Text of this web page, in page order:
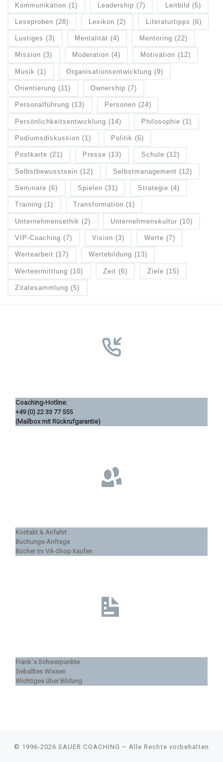
Kommunikation (1) Leadership (7) Leitbild (5)
Leseproben (28) Lexikon (2) Literaturtipps (6)
Lustiges (3) Mentalität (4) Mentoring (22)
Mission (3) Moderation (4) Motivation (12)
Musik (1) Organisationsentwicklung (9)
Orientierung (11) Ownership (7)
Personalführung (13) Personen (24)
Persönlichkeitsentwicklung (14) Philosophie (1)
Podiumsdiskussion (1) Politik (6)
Postkarte (21) Presse (13) Schule (12)
Selbstbewusstsein (12) Selbstmanagement (12)
Seminare (6) Spielen (31) Strategie (4)
Training (1) Transformation (1)
Unternehmensethik (2) Unternehmenskultur (10)
VIP-Coaching (7) Vision (3) Werte (7)
Wertearbeit (17) Wertebildung (13)
Werteermittlung (10) Zeit (6) Ziele (15)
Zitatesammlung (5)
Coaching-Hotline:
+49 (0) 22 33 77 555
(Mailbox mit Rückrufgarantie)
Kontakt & Anfahrt
Buchungs-Anfrage
Bücher im VA-Shop kaufen
Frank´s Schwerpunkte
Geballtes Wissen
Wichtiges über Bildung
© 1996-2026 SAUER COACHING – Alle Rechte vorbehalten